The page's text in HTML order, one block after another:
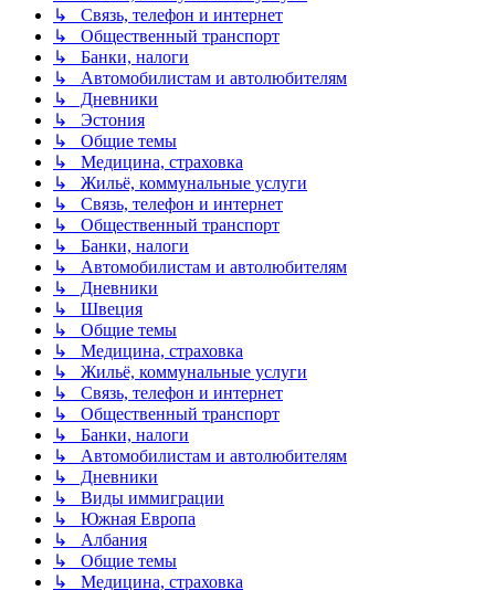
↳ Связь, телефон и интернет
↳ Общественный транспорт
↳ Банки, налоги
↳ Автомобилистам и автолюбителям
↳ Дневники
↳ Эстония
↳ Общие темы
↳ Медицина, страховка
↳ Жильё, коммунальные услуги
↳ Связь, телефон и интернет
↳ Общественный транспорт
↳ Банки, налоги
↳ Автомобилистам и автолюбителям
↳ Дневники
↳ Швеция
↳ Общие темы
↳ Медицина, страховка
↳ Жильё, коммунальные услуги
↳ Связь, телефон и интернет
↳ Общественный транспорт
↳ Банки, налоги
↳ Автомобилистам и автолюбителям
↳ Дневники
↳ Виды иммиграции
↳ Южная Европа
↳ Албания
↳ Общие темы
↳ Медицина, страховка